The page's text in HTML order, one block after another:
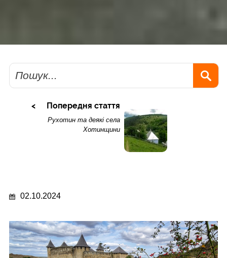
Пошук
Попередня стаття
Рухотин та деякі села
Хотинщини
02.10.2024